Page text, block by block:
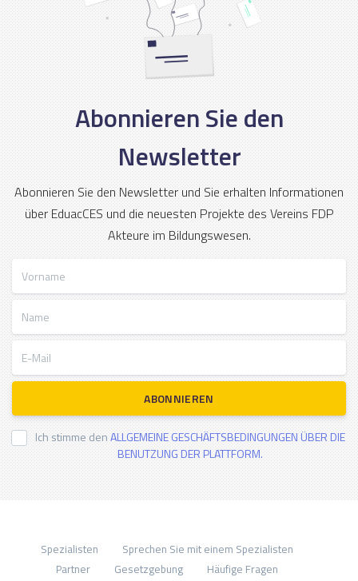
Abonnieren Sie den
Newsletter
Abonnieren Sie den Newsletter und Sie erhalten Informationen
über EduacCES und die neuesten Projekte des Vereins FDP
Akteure im Bildungswesen.
ABONNIEREN
Ich stimme denALLGEMEINE GESCHÄFTSBEDINGUNGEN ÜBER DIE
BENUTZUNG DER PLATTFORM.
Spezialisten
Sprechen Sie mit einem Spezialisten
Partner
Gesetzgebung Häufige Fragen